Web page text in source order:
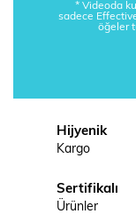
* Videoda
sadece
öğeler
Hijyenik
Kargo
Sertifikalı
Ürünler